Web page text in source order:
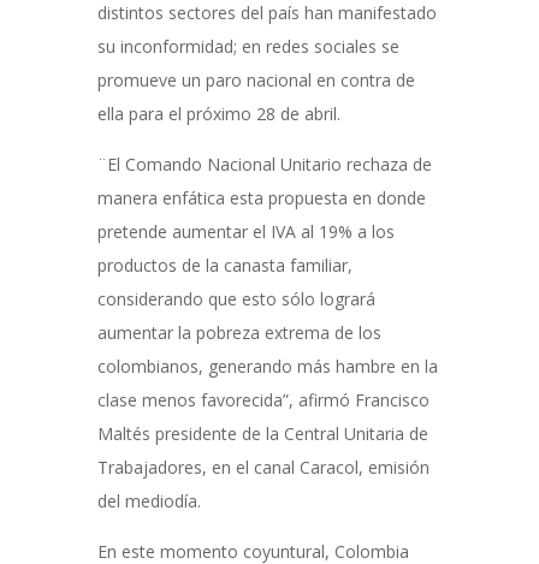
distintos sectores del país han manifestado
su inconformidad; en redes sociales se
promueve un paro nacional en contra de
ella para el próximo 28 de abril.
¨El Comando Nacional Unitario rechaza de
manera enfática esta propuesta en donde
pretende aumentar el IVA al 19% a los
productos de la canasta familiar,
considerando que esto sólo logrará
aumentar la pobreza extrema de los
colombianos, generando más hambre en la
clase menos favorecida”, afirmó Francisco
Maltés presidente de la Central Unitaria de
Trabajadores, en el canal Caracol, emisión
del mediodía.
En este momento coyuntural, Colombia